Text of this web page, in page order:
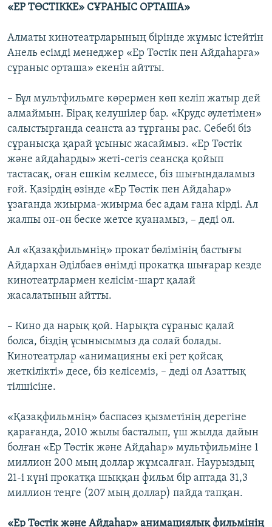
«ЕР ТӨСТІККЕ» СҰРАНЫС ОРТАША»
Алматы кинотеатрларының бірінде жұмыс істейтін
Анель есімді менеджер «Ер Төстік пен Айдаһарға»
сұраныс орташа» екенін айтты.
– Бұл мультфильмге көрермен көп келіп жатыр дей
алмаймын. Бірақ келушілер бар. «Крудс әулетімен»
салыстырғанда сеанста аз тұрғаны рас. Себебі біз
сұранысқа қарай ұсыныс жасаймыз. «Ер Төстік
және айдаһарды» жеті-сегіз сеансқа қойып
тастасақ, оған ешкім келмесе, біз шығындаламыз
ғой. Қазірдің өзінде «Ер Төстік пен Айдаһар»
ұзағанда жиырма-жиырма бес адам ғана кірді. Ал
жалпы он-он беске жетсе қуанамыз, – деді ол.
Ал «Қазақфильмнің» прокат бөлімінің бастығы
Айдархан Әділбаев өнімді прокатқа шығарар кезде
кинотеатрлармен келісім-шарт қалай
жасалатынын айтты.
– Кино да нарық қой. Нарықта сұраныс қалай
болса, біздің ұсынысымыз да солай болады.
Кинотеатрлар «анимацияны екі рет қойсақ
жеткілікті» десе, біз келісеміз, – деді ол Азаттық
тілшісіне.
«Қазақфильмнің» баспасөз қызметінің дерегіне
қарағанда, 2010 жылы басталып, үш жылда дайын
болған «Ер Төстік және Айдаһар» мультфильміне 1
миллион 200 мың доллар жұмсалған. Наурыздың
21-і күні прокатқа шыққан фильм бір аптада 31,3
миллион теңге (207 мың доллар) пайда тапқан.
«Ер Төстік және Айдаһар» анимациялық фильмінің